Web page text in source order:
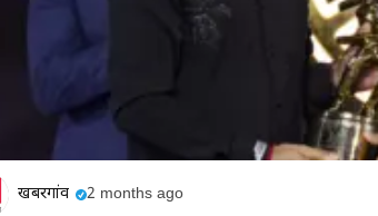
खबरगांव 2 months ago